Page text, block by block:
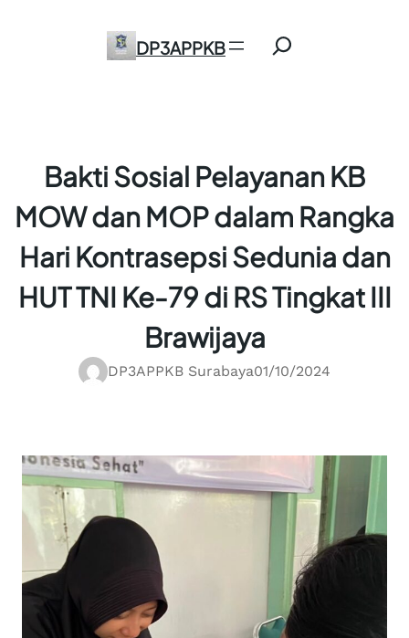
DP3APPKB
Bakti Sosial Pelayanan KB
MOW dan MOP dalam Rangka
Hari Kontrasepsi Sedunia dan
HUT TNI Ke-79 di RS Tingkat III
Brawijaya
DP3APPKB Surabaya01/10/2024